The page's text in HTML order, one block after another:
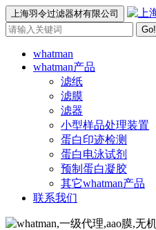
上海羽令过滤器材有限公司
Go!
whatman
whatman产品
滤纸
滤膜
滤器
小型样品处理装置
蛋白印迹检测
蛋白电泳试剂
预制蛋白凝胶
其它whatman产品
联系我们